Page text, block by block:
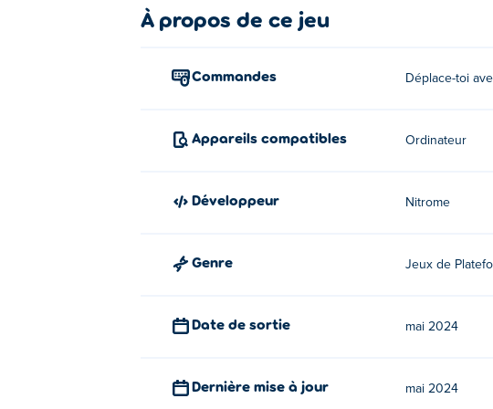
Qui a créé SpaceHopper ?
Vous pouvez jouer à SpaceHopper gratuitement sur
SpaceHopper ne peut être joué que sur votre ordinateur.
À propos de ce jeu
Commandes Déplace-toi
Appareils compatibles Ordinateur
Développeur Nitrome
Genre Jeux de
Date de sortie mai 2024
Dernière mise à jour mai 2024